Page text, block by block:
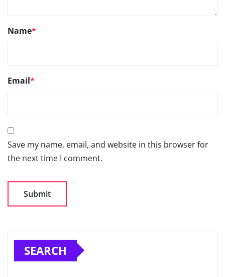
Name*
Email*
Save my name, email, and website in this browser for
the next time I comment.
SEARCH